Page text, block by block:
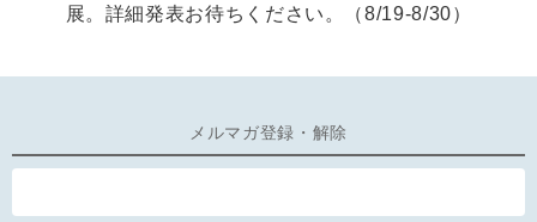
展。詳細発表お待ちください。（8/19-8/30）
メルマガ登録・解除